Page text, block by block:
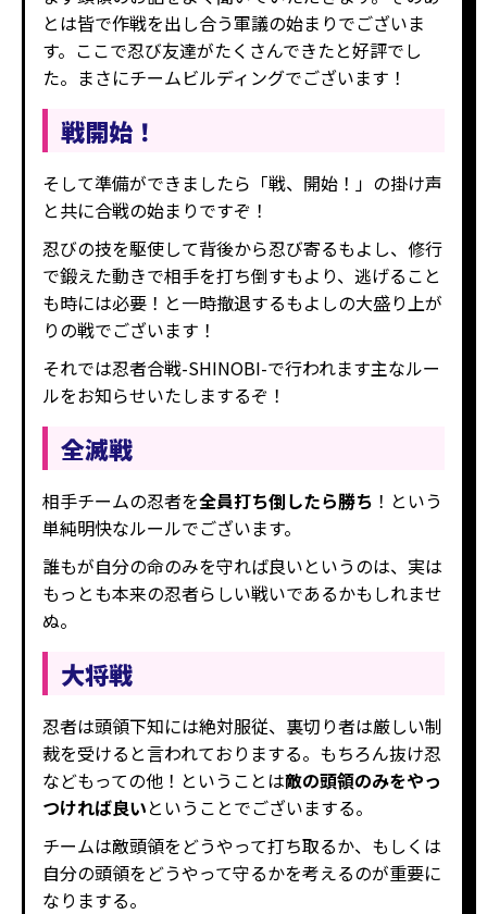
とは皆で作戦を出し合う軍議の始まりでございま
す。ここで忍び友達がたくさんできたと好評でし
た。まさにチームビルディングでございます！
戦開始！
そして準備ができましたら「戦、開始！」の掛け声
と共に合戦の始まりですぞ！
忍びの技を駆使して背後から忍び寄るもよし、修行
で鍛えた動きで相手を打ち倒すもより、逃げること
も時には必要！と一時撤退するもよしの大盛り上が
りの戦でございます！
それでは忍者合戦-SHINOBI-で行われます主なルー
ルをお知らせいたしまするぞ！
全滅戦
相手チームの忍者を全員打ち倒したら勝ち ！という
単純明快なルールでございます。
誰もが自分の命のみを守れば良いというのは、実は
もっとも本来の忍者らしい戦いであるかもしれませ
ぬ。
大将戦
忍者は頭領下知には絶対服従、裏切り者は厳しい制
裁を受けると言われておりまする。もちろん抜け忍
などもっての他！ということは敵の頭領のみをやっ
つければ良いということでございまする。
チームは敵頭領をどうやって打ち取るか、もしくは
自分の頭領をどうやって守るかを考えるのが重要に
なりまする。